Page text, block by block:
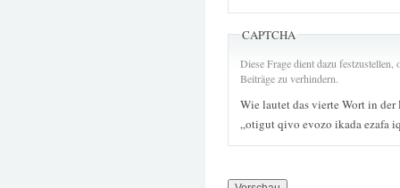
CAPTCHA
Diese Frage dient dazu
Beiträge zu verhindern.
Wie lautet das vierte Wort in der
„otigut qivo evozo ikada ezafa